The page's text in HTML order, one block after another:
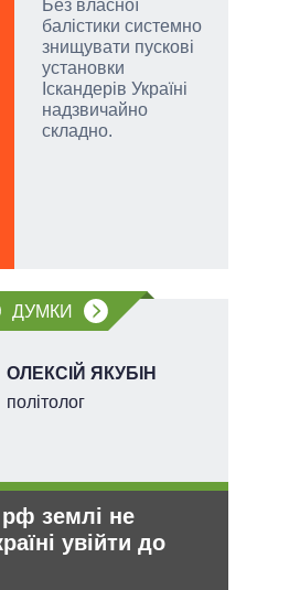
Без власної
балістики системно
знищувати пускові
установки
Іскандерів Україні
надзвичайно
складно.
ДУМКИ
ОЛЕКСІЙ ЯКУБІН
політолог
рф землі не
увійти до